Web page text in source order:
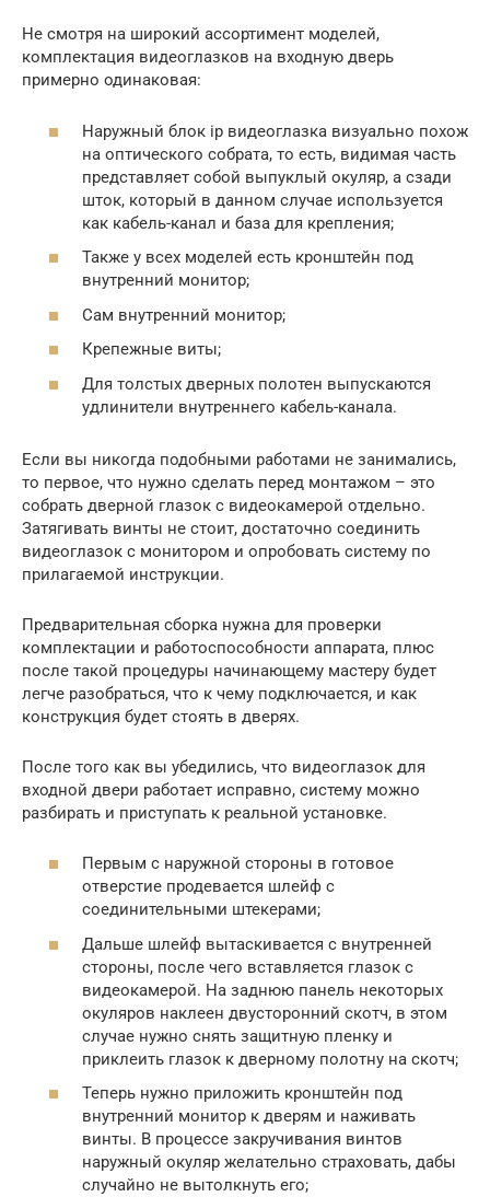
Не смотря на широкий ассортимент моделей,
комплектация видеоглазков на входную дверь
примерно одинаковая:
Наружный блок ip видеоглазка визуально похож
на оптического собрата, то есть, видимая часть
представляет собой выпуклый окуляр, а сзади
шток, который в данном случае используется
как кабель-канал и база для крепления;
Также у всех моделей есть кронштейн под
внутренний монитор;
Сам внутренний монитор;
Крепежные виты;
Для толстых дверных полотен выпускаются
удлинители внутреннего кабель-канала.
Если вы никогда подобными работами не занимались,
то первое, что нужно сделать перед монтажом – это
собрать дверной глазок с видеокамерой отдельно.
Затягивать винты не стоит, достаточно соединить
видеоглазок с монитором и опробовать систему по
прилагаемой инструкции.
Предварительная сборка нужна для проверки
комплектации и работоспособности аппарата, плюс
после такой процедуры начинающему мастеру будет
легче разобраться, что к чему подключается, и как
конструкция будет стоять в дверях.
После того как вы убедились, что видеоглазок для
входной двери работает исправно, систему можно
разбирать и приступать к реальной установке.
Первым с наружной стороны в готовое
отверстие продевается шлейф с
соединительными штекерами;
Дальше шлейф вытаскивается с внутренней
стороны, после чего вставляется глазок с
видеокамерой. На заднюю панель некоторых
окуляров наклеен двусторонний скотч, в этом
случае нужно снять защитную пленку и
приклеить глазок к дверному полотну на скотч;
Теперь нужно приложить кронштейн под
внутренний монитор к дверям и наживать
винты. В процессе закручивания винтов
наружный окуляр желательно страховать, дабы
случайно не вытолкнуть его;